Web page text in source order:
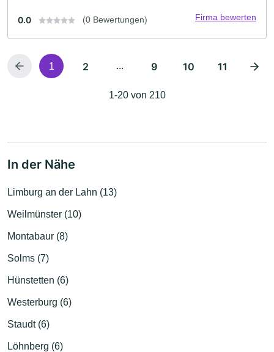
0.0 (0 Bewertungen) Firma bewerten
1 2 ... 9 10 11
1-20 von 210
In der Nähe
Limburg an der Lahn (13)
Weilmünster (10)
Montabaur (8)
Solms (7)
Hünstetten (6)
Westerburg (6)
Staudt (6)
Löhnberg (6)